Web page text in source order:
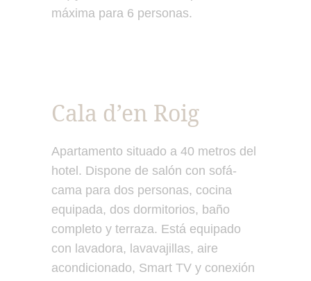
máxima para 6 personas.
Cala d’en Roig
Apartamento situado a 40 metros del
hotel. Dispone de salón con sofá-
cama para dos personas, cocina
equipada, dos dormitorios, baño
completo y terraza. Está equipado
con lavadora, lavavajillas, aire
acondicionado, Smart TV y conexión